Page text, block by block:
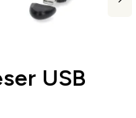
USB